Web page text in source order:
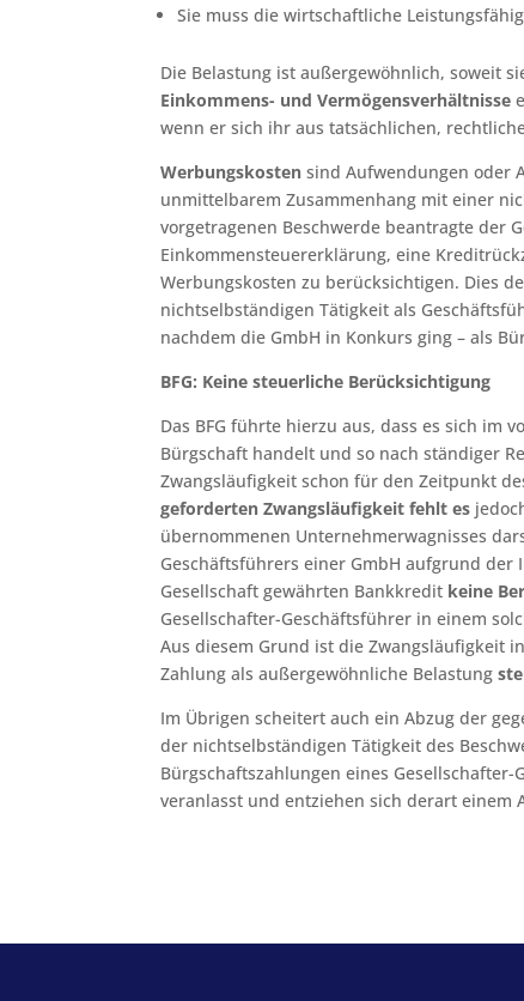
Sie muss die wirtschaftliche
Die Belastung ist außergewöhnlich, soweit
Einkommens- und Vermögensverhältnisse
wenn er sich ihr aus tatsächlichen,
Werbungskosten sind Aufwendungen oder
unmittelbarem Zusammenhang mit einer
vorgetragenen Beschwerde beantragte der
Einkommensteuererklärung, eine
Werbungskosten zu berücksichtigen. Dies
nichtselbständigen Tätigkeit als
nachdem die GmbH in Konkurs ging – als
BFG: Keine steuerliche Berücksichtigung
Das BFG führte hierzu aus, dass es sich im
Bürgschaft handelt und so nach ständiger
Zwangsläufigkeit schon für den Zeitpunkt
geforderten Zwangsläufigkeit fehlt es
übernommenen Unternehmerwagnisses
Geschäftsführers einer GmbH aufgrund
Gesellschaft gewährten Bankkredit keine
Gesellschafter-Geschäftsführer in einem
Aus diesem Grund ist die Zwangsläufigkeit
Zahlung als außergewöhnliche Belastung
Im Übrigen scheitert auch ein Abzug der
der nichtselbständigen Tätigkeit des
Bürgschaftszahlungen eines
veranlasst und entziehen sich derart einem